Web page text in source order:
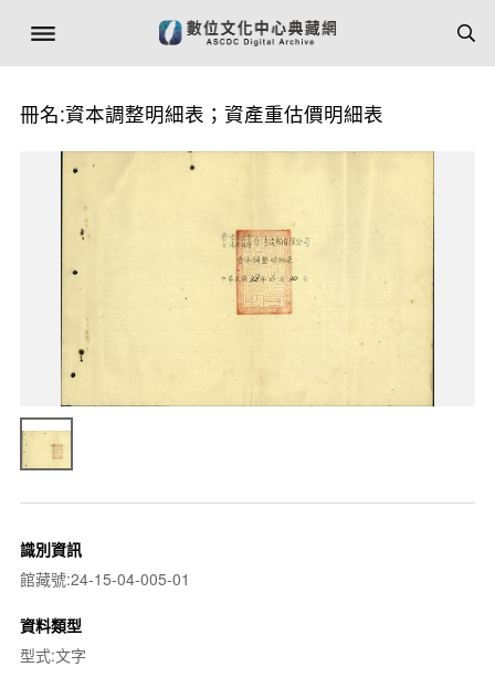
冊名:資本調整明細表；資產重估價明細表
識別資訊
館藏號:24-15-04-005-01
資料類型
型式:文字